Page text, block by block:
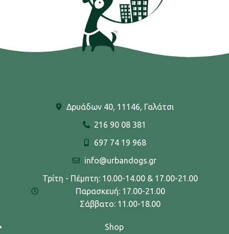
Δρυάδων 40, 11146, Γαλάτσι
216 90 08 381
697 74 19 968
info@urbandogs.gr
Τρίτη - Πέμπτη: 10.00-14.00 & 17.00-21.00
Παρασκευή: 17.00-21.00
Σάββατο: 11.00-18.00
Shop